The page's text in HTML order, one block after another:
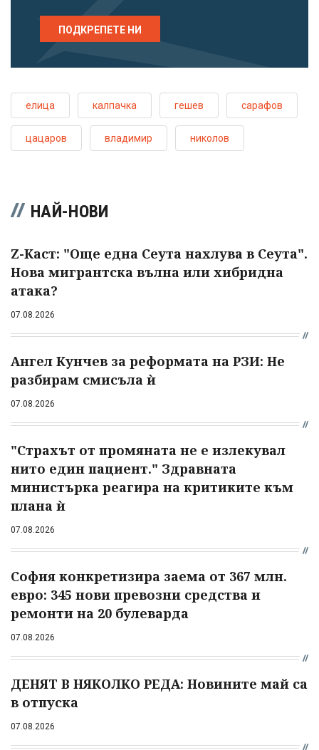
ПОДКРЕПЕТЕ НИ
елица калпачка гешев сарафов
цацаров владимир николов
НАЙ-НОВИ
Z-Каст: "Още една Сеута нахлува в Сеута".
Нова мигрантска вълна или хибридна
атака?
07.08.2026
Ангел Кунчев за реформата на РЗИ: Не
разбирам смисъла ѝ
07.08.2026
"Страхът от промяната не е излекувал
нито един пациент." Здравната
министърка реагира на критиките към
плана ѝ
07.08.2026
София конкретизира заема от 367 млн.
евро: 345 нови превозни средства и
ремонти на 20 булеварда
07.08.2026
ДЕНЯТ В НЯКОЛКО РЕДА: Новините май са
в отпуска
07.08.2026